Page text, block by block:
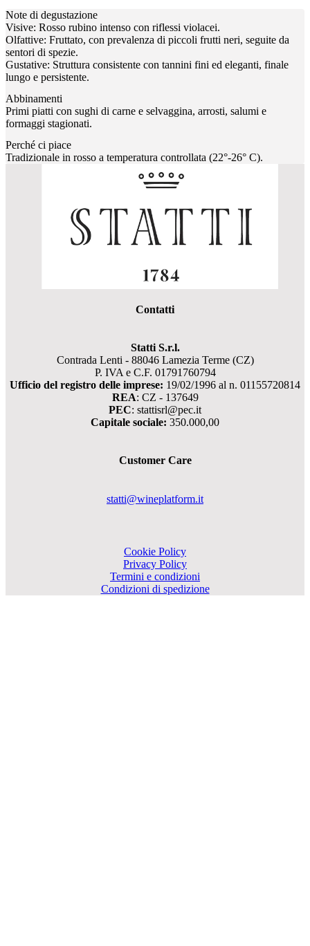
Note di degustazione
Visive: Rosso rubino intenso con riflessi violacei.
Olfattive: Fruttato, con prevalenza di piccoli frutti neri, seguite da
sentori di spezie.
Gustative: Struttura consistente con tannini fini ed eleganti, finale
lungo e persistente.
Abbinamenti
Primi piatti con sughi di carne e selvaggina, arrosti, salumi e
formaggi stagionati.
Perché ci piace
Tradizionale in rosso a temperatura controllata (22°-26° C).
Contatti
Statti S.r.l.
Contrada Lenti - 88046 Lamezia Terme (CZ)
P. IVA e C.F. 01791760794
Ufficio del registro delle imprese: 19/02/1996 al n. 01155720814
REA: CZ - 137649
PEC: stattisrl@pec.it
Capitale sociale: 350.000,00
Customer Care
statti@wineplatform.it
Cookie Policy
Privacy Policy
Termini e condizioni
Condizioni di spedizione